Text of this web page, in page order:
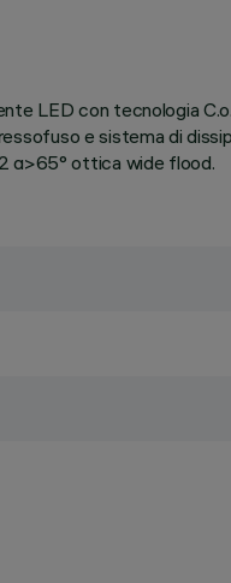
LED con tecnologia
e sistema di
α>65° ottica wide flood.